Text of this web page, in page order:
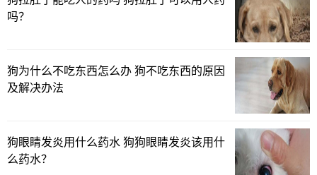
吗？
狗为什么不吃东西怎么办 狗不吃东西的原因
及解决办法
狗眼睛发炎用什么药水 狗狗眼睛发炎该用什
么药水？